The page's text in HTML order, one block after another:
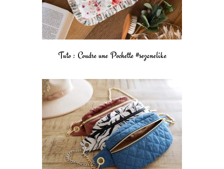
Tuto : Coudre une Pochette #sezanelike